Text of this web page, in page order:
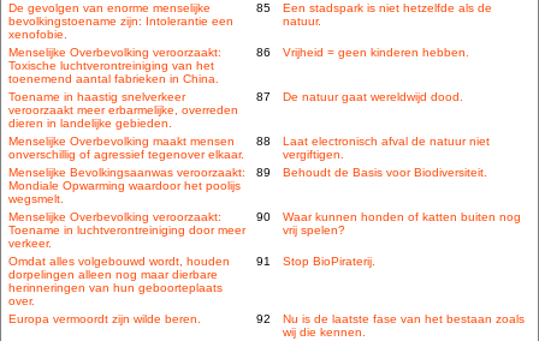
De gevolgen van enorme menselijke
bevolkingstoename zijn: Intolerantie een
xenofobie.
85
Een stadspark is niet hetzelfde als de
natuur.
Menselijke Overbevolking veroorzaakt:
Toxische luchtverontreiniging van het
toenemend aantal fabrieken in China.
86 Vrijheid = geen kinderen hebben.
Toename in haastig snelverkeer
veroorzaakt meer erbarmelijke, overreden
dieren in landelijke gebieden.
87 De natuur gaat wereldwijd dood.
Menselijke Overbevolking maakt mensen
onverschillig of agressief tegenover elkaar.
88
Laat electronisch afval de natuur niet
vergiftigen.
Menselijke Bevolkingsaanwas veroorzaakt:
Mondiale Opwarming waardoor het poolijs
wegsmelt.
89 Behoudt de Basis voor Biodiversiteit.
Menselijke Overbevolking veroorzaakt:
Toename in luchtverontreiniging door meer
verkeer.
90
Waar kunnen honden of katten buiten nog
vrij spelen?
Omdat alles volgebouwd wordt, houden
dorpelingen alleen nog maar dierbare
herinneringen van hun geboorteplaats
over.
91 Stop BioPiraterij.
Europa vermoordt zijn wilde beren. 92
Nu is de laatste fase van het bestaan zoals
wij die kennen.